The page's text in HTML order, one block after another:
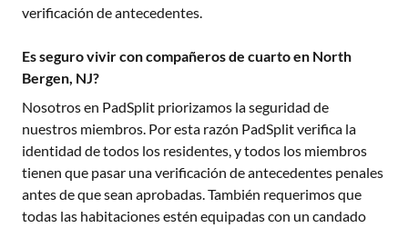
verificación de antecedentes.
Es seguro vivir con compañeros de cuarto en North
Bergen, NJ?
Nosotros en PadSplit priorizamos la seguridad de
nuestros miembros. Por esta razón PadSplit verifica la
identidad de todos los residentes, y todos los miembros
tienen que pasar una verificación de antecedentes penales
antes de que sean aprobadas. También requerimos que
todas las habitaciones estén equipadas con un candado